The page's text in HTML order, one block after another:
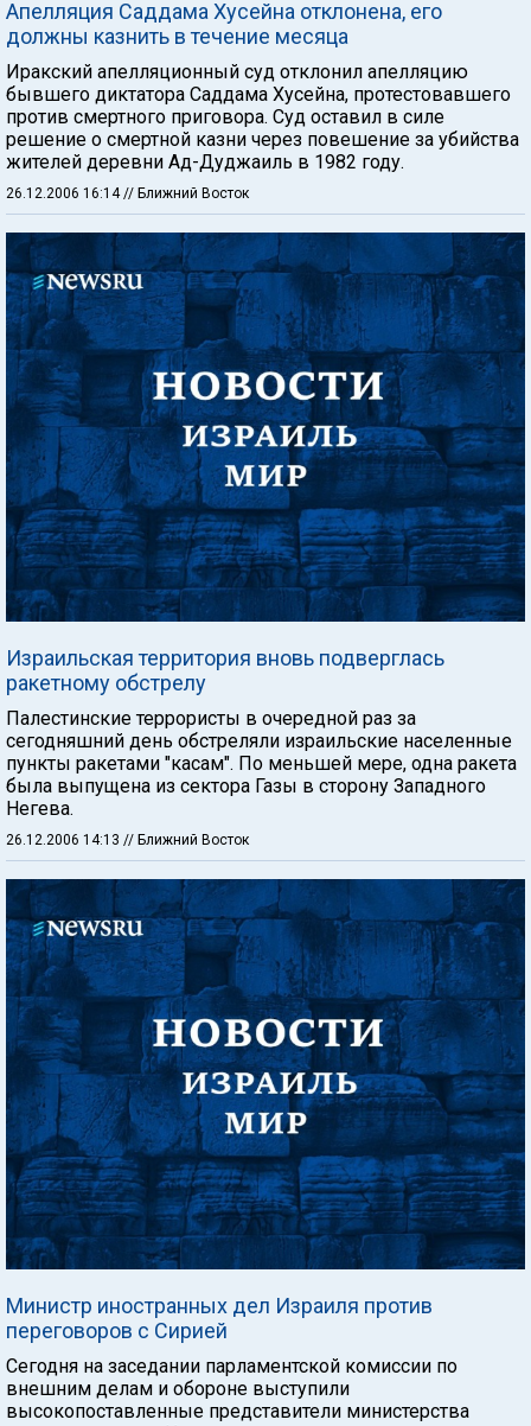
Апелляция Саддама Хусейна отклонена, его
должны казнить в течение месяца
Иракский апелляционный суд отклонил апелляцию
бывшего диктатора Саддама Хусейна, протестовавшего
против смертного приговора. Суд оставил в силе
решение о смертной казни через повешение за убийства
жителей деревни Ад-Дуджаиль в 1982 году.
26.12.2006 16:14 // Ближний Восток
Израильская территория вновь подверглась
ракетному обстрелу
Палестинские террористы в очередной раз за
сегодняшний день обстреляли израильские населенные
пункты ракетами "касам". По меньшей мере, одна ракета
была выпущена из сектора Газы в сторону Западного
Негева.
26.12.2006 14:13 // Ближний Восток
Министр иностранных дел Израиля против
переговоров с Сирией
Сегодня на заседании парламентской комиссии по
внешним делам и обороне выступили
высокопоставленные представители министерства